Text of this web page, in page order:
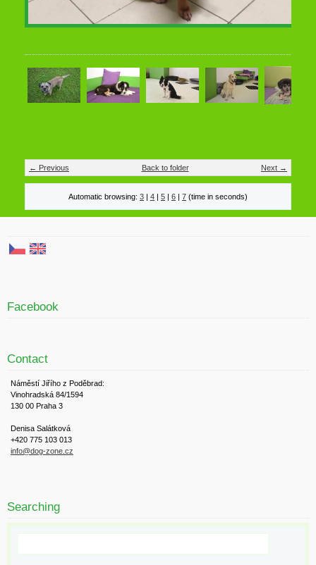
← Previous Next →
Back to folder
Automatic browsing: 3 4 5 6 7 (time in seconds)
Facebook
Contact
Náměstí Jiřího z Poděbrad:
Vinohradská 84/1594
130 00 Praha 3
Denisa Salátková
+420 775 103 013
info@dog-zone.cz
Searching